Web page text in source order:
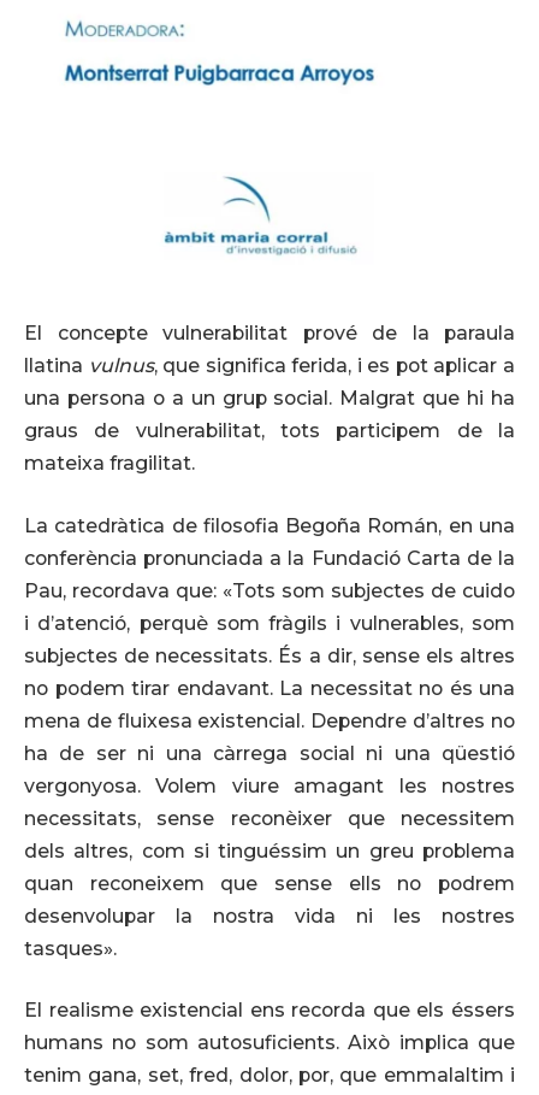
El concepte vulnerabilitat prové de la paraula
llatina vulnus, que significa ferida, i es pot aplicar a
una persona o a un grup social. Malgrat que hi ha
graus de vulnerabilitat, tots participem de la
mateixa fragilitat.
La catedràtica de filosofia Begoña Román, en una
conferència pronunciada a la Fundació Carta de la
Pau, recordava que: «Tots som subjectes de cuido
i d’atenció, perquè som fràgils i vulnerables, som
subjectes de necessitats. És a dir, sense els altres
no podem tirar endavant. La necessitat no és una
mena de fluixesa existencial. Dependre d’altres no
ha de ser ni una càrrega social ni una qüestió
vergonyosa. Volem viure amagant les nostres
necessitats, sense reconèixer que necessitem
dels altres, com si tinguéssim un greu problema
quan reconeixem que sense ells no podrem
desenvolupar la nostra vida ni les nostres
tasques».
El realisme existencial ens recorda que els éssers
humans no som autosuficients. Això implica que
tenim gana, set, fred, dolor, por, que emmalaltim i